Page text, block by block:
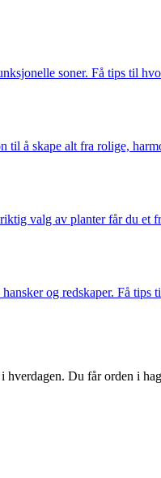
soner. Få tips til
å skape alt fra rolige,
valg av planter får du et
og redskaper. Få
Du får orden i